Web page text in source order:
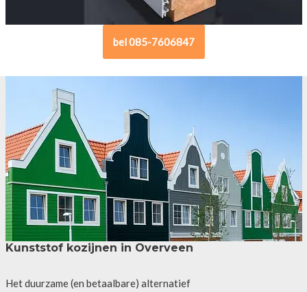
bel 085-7606847
Kunststof kozijnen in Overveen
Het duurzame (en betaalbare) alternatief